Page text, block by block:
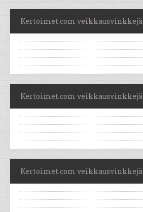
Kertoimet.com veikkausvinkkejä
Kertoimet.com veikkausvinkkejä
Kertoimet.com veikkausvinkkejä